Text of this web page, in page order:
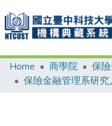
Communities &
Home 商學院
保
保險金融管理系研究